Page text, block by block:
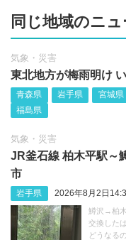
同じ地域のニュ
気象・災害
東北地方が梅雨明け
青森県 岩手県 宮城県
福島県
気象・災害
JR釜石線 柏木平駅～
市
岩手県 2026年8月2日
鱒沢→柏
交換した
どうなる